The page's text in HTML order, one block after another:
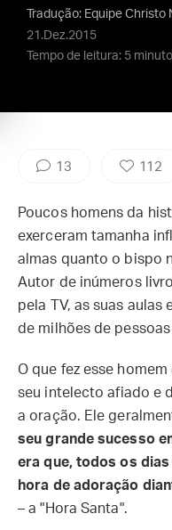
Tradução: Equipe
21.Dez.2015
Tempo de leitura: 5
13 112
Poucos homens da
exerceram tamanha
almas quanto o bispo
Autor de inúmeros
pela TV, as suas aulas
de milhões de
O que fez esse
seu intelecto afiado e
a oração. Ele
seu grande sucesso
era que, todos os dias
hora de adoração
– a "Hora Santa".